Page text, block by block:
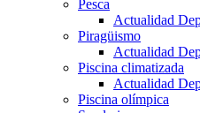
Pesca
Actualidad
Piragüismo
Actualidad
Piscina climatizada
Actualidad
Piscina olímpica